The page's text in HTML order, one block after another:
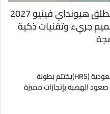
محمد يوسف ناغي للسيارات تطلق هيونداي فينيو 2027
جريء وتقنيات ذكية
فريق هوندا السعودية (HRS)يختتم بطولة
صعود الهضبة بإنجازات مميزة